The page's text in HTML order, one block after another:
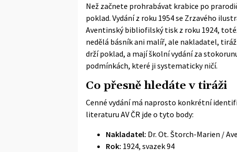
Než začnete prohrabávat krabice po
poklad. Vydání z roku 1954 se Zrzavého
Aventinský bibliofilský tisk z roku 1924,
nedělá básník ani malíř, ale nakladatel,
drží poklad, a mají školní vydání za
podmínkách, které ji systematicky ničí.
Co přesně hledáte v tiráži
Cenné vydání má naprosto konkrétní
literaturu AV ČR jde o tyto body:
Nakladatel: Dr. Ot. Štorch-Marien /
Rok: 1924, svazek 94